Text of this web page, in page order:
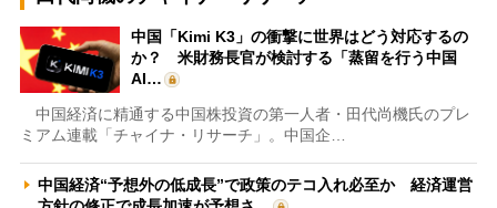
中国「Kimi K3」の衝撃に世界はどう対応するの
か？ 米財務長官が検討する「蒸留を行う中国
AI…
中国経済に精通する中国株投資の第一人者・田代尚機氏のプレ
ミアム連載「チャイナ・リサーチ」。中国企…
中国経済“予想外の低成長”で政策のテコ入れ必至か 経済運営